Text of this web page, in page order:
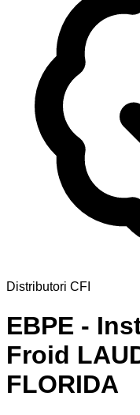
Distributori CFI
EBPE -
Froid
FLORIDA